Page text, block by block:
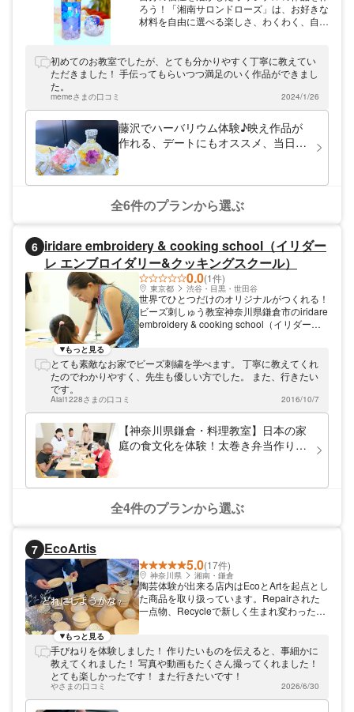
ろう！「湘南サロンドローズ」は、お好きな
材料を自由に選べる楽しさ、わくわく、自分
いをいたします。お気に入りの花材を選んで
作る「ハーバリウム体験」も人気です！JR
クセスも便利な当店へ、ぜひお立ち寄りくだ
さい。
初めてのお教室でしたが、とても分かりやすく丁寧に教えてい
ただきました！ 手伝ってもらいつつ満足のいく作品ができまし
た。
memeさまの口コミ 2024/1/26
藤沢でハーバリウム体験♪映え作品が
作れる、デートにもオススメ、当日お
全6件のプランから選ぶ
6 iridare embroidery & cooking school（イリダー
レ エンブロイダリー&クッキングスクール）
0.0(1件)
東京都 渋谷・目黒・世田谷
世界でひとつだけのオリジナルがつくれる！
ビーズ刺しゅう教室神奈川県鎌倉市のiridare
embroidery & cooking school（イリダーレ
品の洋服やバッグにひと刺しするだけで世界
にひとつのオリジナルに。不器用な方でも、
ーズ刺しゅうも複数のジャンルがあるのでお
好みで選べます。
もっと見る
とても素敵なお家でビーズ刺繍を学べます。 丁寧に教えてくれ
たのでわかりやすく、先生も優しい方でした。 また、行きたい
です。
Aiai1228さまの口コミ 2016/10/7
【神奈川県鎌倉・料理教室】日本の家
庭の食文化を体験！太巻き弁当作りと
全4件のプランから選ぶ
7 EcoArtis
5.0(17件)
神奈川県 湘南・鎌倉
陶芸体験が出来る店内はEcoとArtを起点とし
た商品を取り扱っています。Repairされた
一点物、Recycleで新しく生まれ変わった商
非お立ち寄りください
もっと見る
手びねりを体験しました！ 作りたいものを伝えると、事細かに
教えてくれました！ 写真や動画もたくさん撮ってくれました！
とても楽しかったです！ また行きたいです！
やさまの口コミ 2026/6/30